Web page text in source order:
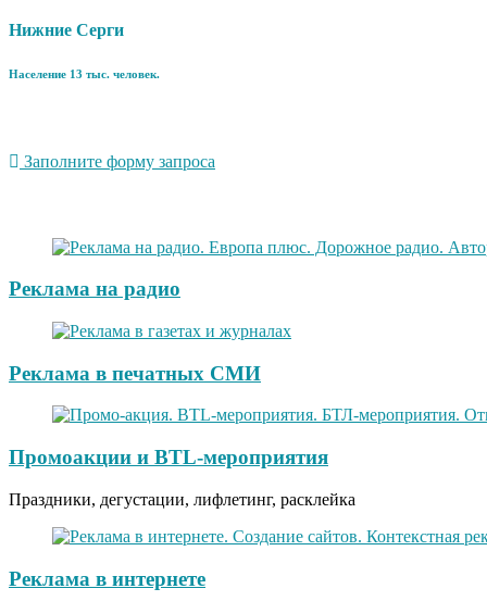
Нижние Серги
Население 13 тыс. человек.
Заполните форму запроса
Реклама на радио
Реклама в печатных СМИ
Промоакции и BTL-мероприятия
Праздники, дегустации, лифлетинг, расклейка
Реклама в интернете